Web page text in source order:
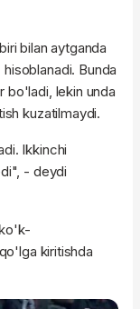
bilan aytganda
Bunda
bo'ladi, lekin unda
kuzatilmaydi.
Ikkinchi
- deydi
kiritishda